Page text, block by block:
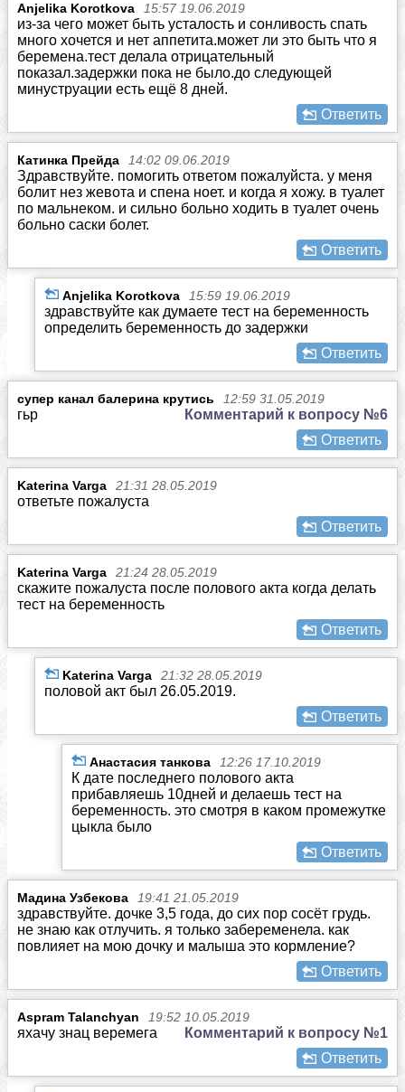
Anjelika Korotkova 15:57 19.06.2019
из-за чего может быть усталость и сонливость спать
много хочется и нет аппетита.может ли это быть что я
беремена.тест делала отрицательный
показал.задержки пока не было.до следующей
минуструации есть ещё 8 дней.
Ответить
Катинка Прейда 14:02 09.06.2019
Здравствуйте. помогить ответом пожалуйста. у меня
болит нез жевота и спена ноет. и когда я хожу. в туалет
по мальнеком. и сильно больно ходить в туалет очень
больно саски болет.
Ответить
Anjelika Korotkova 15:59 19.06.2019
здравствуйте как думаете тест на беременность
определить беременность до задержки
Ответить
супер канал балерина крутись 12:59 31.05.2019
Комментарий к вопросу №6
гьр
Ответить
Katerina Varga 21:31 28.05.2019
ответьте пожалуста
Ответить
Katerina Varga 21:24 28.05.2019
скажите пожалуста после полового акта когда делать
тест на беременность
Ответить
Katerina Varga 21:32 28.05.2019
половой акт был 26.05.2019.
Ответить
Анастасия танкова 12:26 17.10.2019
К дате последнего полового акта
прибавляешь 10дней и делаешь тест на
беременность. это смотря в каком промежутке
цыкла было
Ответить
Мадина Узбекова 19:41 21.05.2019
здравствуйте. дочке 3,5 года, до сих пор сосёт грудь.
не знаю как отлучить. я только забеременела. как
повлияет на мою дочку и малыша это кормление?
Ответить
Aspram Talanchyan 19:52 10.05.2019
Комментарий к вопросу №1
яхачу знац веремега
Ответить